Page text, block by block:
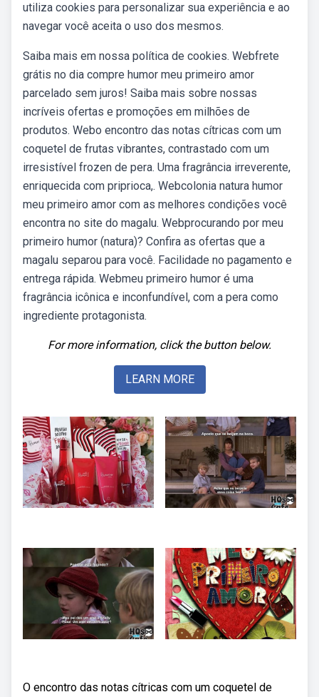
utiliza cookies para personalizar sua experiência e ao
navegar você aceita o uso dos mesmos.
Saiba mais em nossa política de cookies. Webfrete
grátis no dia compre humor meu primeiro amor
parcelado sem juros! Saiba mais sobre nossas
incríveis ofertas e promoções em milhões de
produtos. Webo encontro das notas cítricas com um
coquetel de frutas vibrantes, contrastado com um
irresistível frozen de pera. Uma fragrância irreverente,
enriquecida com priprioca,. Webcolonia natura humor
meu primeiro amor com as melhores condições você
encontra no site do magalu. Webprocurando por meu
primeiro humor (natura)? Confira as ofertas que a
magalu separou para você. Facilidade no pagamento e
entrega rápida. Webmeu primeiro humor é uma
fragrância icônica e inconfundível, com a pera como
ingrediente protagonista.
For more information, click the button below.
LEARN MORE
O encontro das notas cítricas com um coquetel de